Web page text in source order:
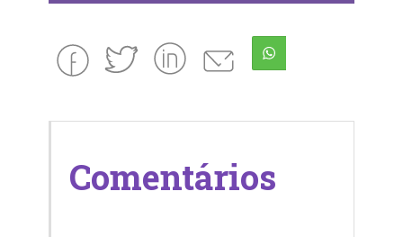
Comentários